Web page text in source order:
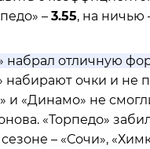
– 3.55, на ничью
набрал отличную
набирают очки и не
и «Динамо» не
«Торпедо»
– «Сочи»,